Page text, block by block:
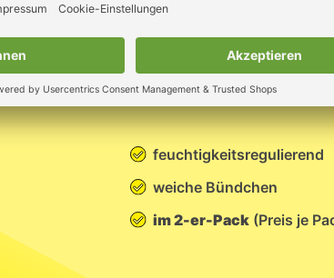
feuchtigkeitsregulierend
weiche Bündchen
im 2-er-Pack (Preis je